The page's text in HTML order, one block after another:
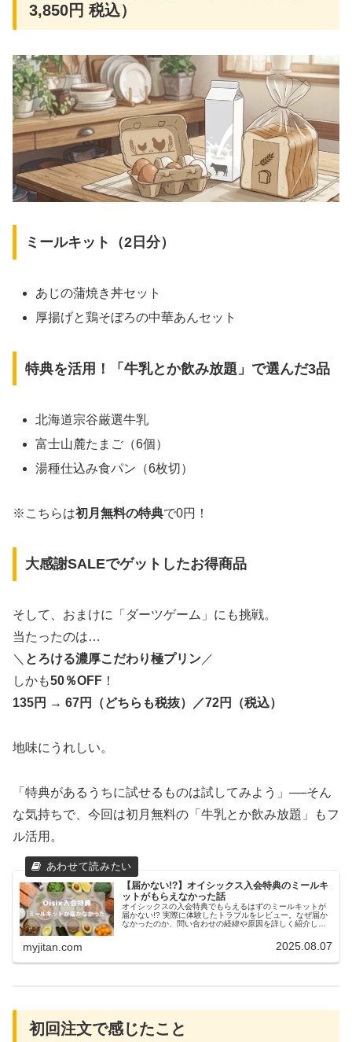
3,850円 税込）
ミールキット（2日分）
あじの蒲焼き丼セット
厚揚げと鶏そぼろの中華あんセット
特典を活用！「牛乳とか飲み放題」で選んだ3品
北海道宗谷厳選牛乳
富士山麓たまご（6個）
湯種仕込み食パン（6枚切）
※こちらは初月無料の特典で0円！
大感謝SALEでゲットしたお得商品
そして、おまけに「ダーツゲーム」にも挑戦。
当たったのは…
＼ とろける濃厚こだわり極プリン ／
しかも50％OFF ！
135円 → 67円（どちらも税抜）／72円（税込）
地味にうれしい。
「特典があるうちに試せるものは試してみよう」──そん
な気持ちで、今回は初月無料の「牛乳とか飲み放題」もフ
ル活用。
【届かない!?】オイシックス入会特典のミールキ
ットがもらえなかった話
オイシックスの入会特典でもらえるはずのミールキットが
届かない!? 実際に体験したトラブルをレビュー。なぜ届か
なかったのか、問い合わせの経緯や原因を詳しく紹介して
意点や対策もまとめました。リアルな体験談です。
myjitan.com 2025.08.07
初回注文で感じたこと